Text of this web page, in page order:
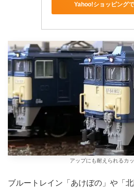
Yahoo!ショッピング
アップにも耐えられるカ
ブルートレイン「あけぼの」や「